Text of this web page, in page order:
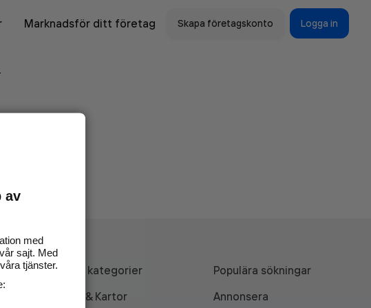
Marknadsför ditt företag Skapa företagskonto Logga in
på
Alla kategorier
Populära sökningar
API & Kartor
Annonsera
av
med
sajt. Med
tjänster.